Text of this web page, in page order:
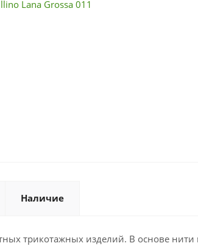
Наличие
трикотажных изделий. В основе нити